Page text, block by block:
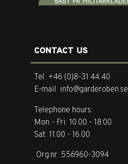
CONTACT US
Tel. +46 (0)8-31 44 40
E-mail. info@garderoben.se
Telephone hours:
Mon - Fri: 10.00 - 18.00
Sat: 11.00 - 16.00
Org.nr: 556960-3094